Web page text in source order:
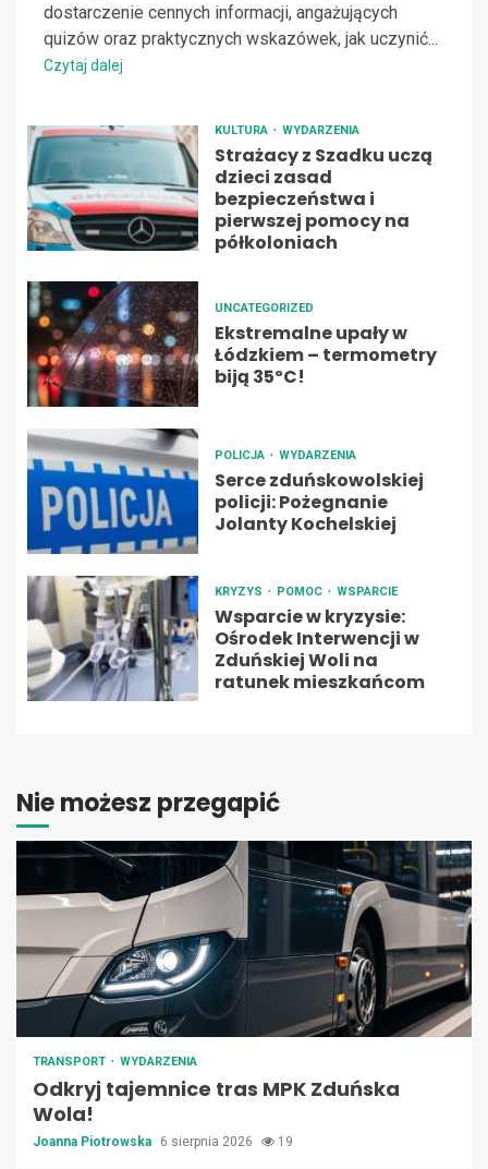
dostarczenie cennych informacji, angażujących
quizów oraz praktycznych wskazówek, jak uczynić...
Czytaj dalej
KULTURA WYDARZENIA
Strażacy z Szadku uczą
dzieci zasad
bezpieczeństwa i
pierwszej pomocy na
półkoloniach
UNCATEGORIZED
Ekstremalne upały w
Łódzkiem – termometry
biją 35ºC!
POLICJA WYDARZENIA
Serce zduńskowolskiej
policji: Pożegnanie
Jolanty Kochelskiej
KRYZYS POMOC WSPARCIE
Wsparcie w kryzysie:
Ośrodek Interwencji w
Zduńskiej Woli na
ratunek mieszkańcom
Nie możesz przegapić
TRANSPORT WYDARZENIA
Odkryj tajemnice tras MPK Zduńska
Wola!
Joanna Piotrowska 6 sierpnia 2026 19